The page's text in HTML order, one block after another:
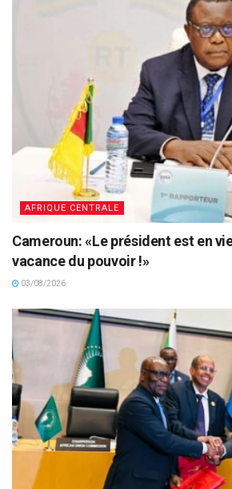
AFRIQUE CENTRALE
Cameroun: «Le président est en
vacance du pouvoir !»
03/08/2026